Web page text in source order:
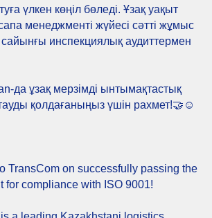
үлкен көңіл бөледі. Ұзақ уақыт
менеджменті жүйесі сәтті жұмыс
сайынғы инспекциялық аудиттермен
да ұзақ мерзімді ынтымақтастық
қолдағаныңыз үшін рахмет!🤝☺️
TransCom on successfully passing the
for compliance with ISO 9001!